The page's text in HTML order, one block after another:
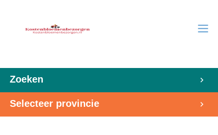
Zoeken
Selecteer provincie